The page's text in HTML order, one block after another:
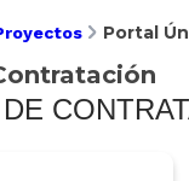
Portal